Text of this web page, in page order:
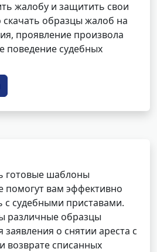
жалобу и защитить свои
образцы жалоб на
проявление произвола
поведение судебных
готовые шаблоны
помогут вам эффективно
с судебными приставами.
различные образцы
о снятии ареста с
возврате списанных